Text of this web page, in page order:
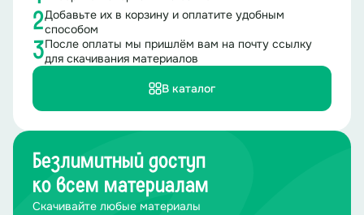
2Добавьте их в корзину и оплатите удобным
способом
3После оплаты мы пришлём вам на почту ссылку
для скачивания материалов
В каталог
Безлимитный доступ
ко всем материалам
Скачивайте любые материалы